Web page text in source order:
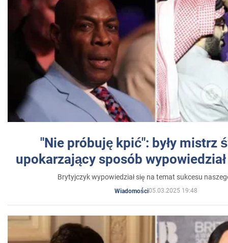
"Nie próbuję kpić": były mistrz
upokarzający sposób
Brytyjczyk wypowiedział się na temat sukcesu
Wiadomości05.03.2025 19:48